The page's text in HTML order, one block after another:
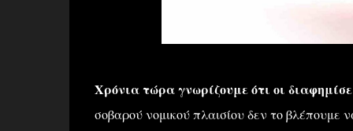
Χρόνια τώρα γνωρίζουμε ότι οι
σοβαρού νομικού πλαισίου δεν το βλέπουμε